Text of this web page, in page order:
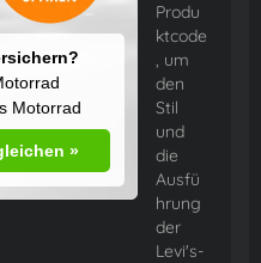
Motorrad
»
Produ
ktcode
, um
den
Stil
und
die
Ausfü
hrung
der
Levi's-